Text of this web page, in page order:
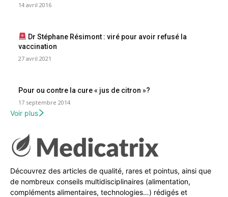
14 avril 2016
Dr Stéphane Résimont : viré pour avoir refusé la
vaccination
27 avril 2021
Pour ou contre la cure « jus de citron »?
17 septembre 2014
Voir plus
Découvrez des articles de qualité, rares et pointus, ainsi que
de nombreux conseils multidisciplinaires (alimentation,
compléments alimentaires, technologies…) rédigés et